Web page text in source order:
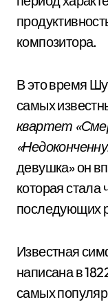
композитора.
В это время
самых
квартет
девушка» он
которая стала
последующих
Известная
написана в
самых